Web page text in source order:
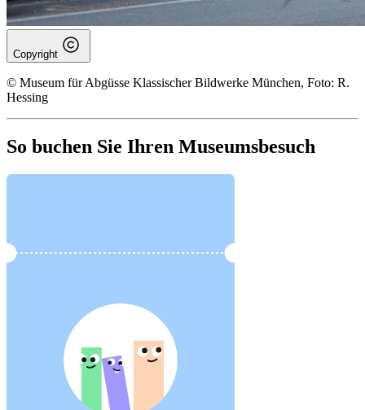
Copyright
© Museum für Abgüsse Klassischer Bildwerke München, Foto: R.
Hessing
So buchen Sie Ihren Museumsbesuch